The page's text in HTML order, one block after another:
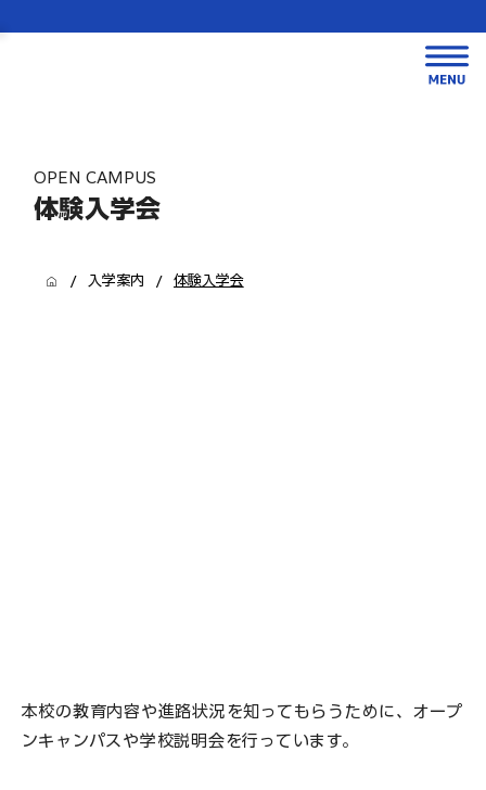
OPEN CAMPUS
体験入学会
/ 入学案内 / 体験入学会
本校の教育内容や進路状況を知ってもらうために、オープ
ンキャンパスや学校説明会を行っています。